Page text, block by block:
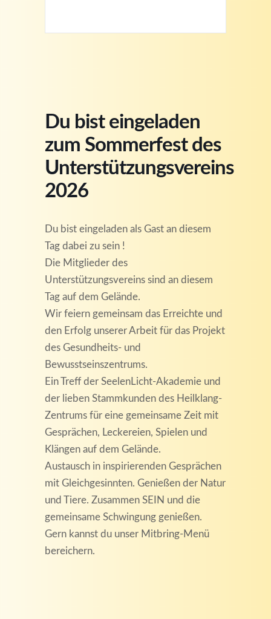
Du bist eingeladen
zum Sommerfest des
Unterstützungsvereins
2026
Du bist eingeladen als Gast an diesem
Tag dabei zu sein !
Die Mitglieder des
Unterstützungsvereins sind an diesem
Tag auf dem Gelände.
Wir feiern gemeinsam das Erreichte und
den Erfolg unserer Arbeit für das Projekt
des Gesundheits- und
Bewusstseinszentrums.
Ein Treff der SeelenLicht-Akademie und
der lieben Stammkunden des Heilklang-
Zentrums für eine gemeinsame Zeit mit
Gesprächen, Leckereien, Spielen und
Klängen auf dem Gelände.
Austausch in inspirierenden Gesprächen
mit Gleichgesinnten. Genießen der Natur
und Tiere. Zusammen SEIN und die
gemeinsame Schwingung genießen.
Gern kannst du unser Mitbring-Menü
bereichern.